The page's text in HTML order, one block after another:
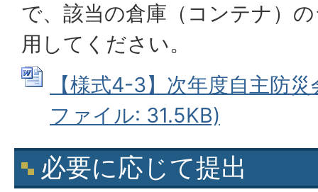
で、該当の倉庫（コンテナ）
用してください。
【様式4-3】次年度自主防
ファイル: 31.5KB)
必要に応じて提出